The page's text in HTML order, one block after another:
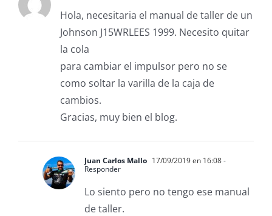
Hola, necesitaria el manual de taller de un
Johnson J15WRLEES 1999. Necesito quitar
la cola
para cambiar el impulsor pero no se
como soltar la varilla de la caja de
cambios.
Gracias, muy bien el blog.
Juan Carlos Mallo 17/09/2019 en 16:08-
Responder
Lo siento pero no tengo ese manual
de taller.